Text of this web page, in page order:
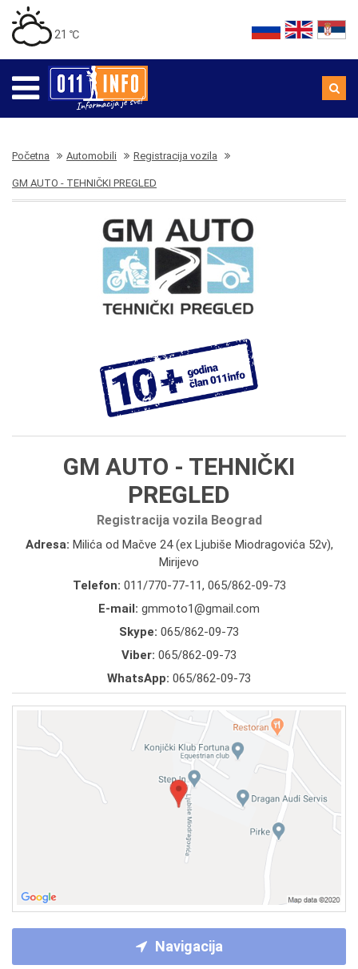
21 ℃
Početna Automobili Registracija vozila
GM AUTO - TEHNIČKI PREGLED
GM AUTO - TEHNIČKI
PREGLED
Registracija vozila Beograd
Adresa: Milića od Mačve 24 (ex Ljubiše Miodragovića 52v),
Mirijevo
Telefon: 011/770-77-11, 065/862-09-73
E-mail: gmmoto1@gmail.com
Skype: 065/862-09-73
Viber: 065/862-09-73
WhatsApp: 065/862-09-73
Navigacija